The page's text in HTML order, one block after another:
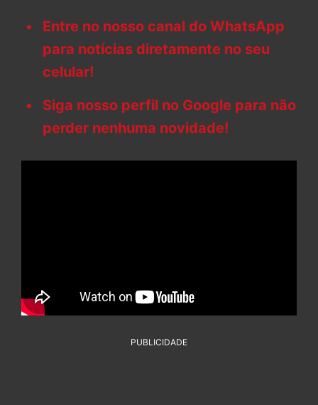
Entre no nosso canal do WhatsApp
para notícias diretamente no seu
celular!
Siga nosso perfil no Google para não
perder nenhuma novidade!
PUBLICIDADE